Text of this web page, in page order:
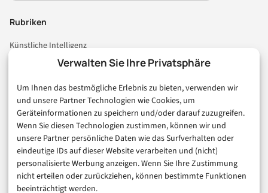
Verwalten Sie Ihre Privatsphäre
Um Ihnen das bestmögliche Erlebnis zu bieten, verwenden wir
und unsere Partner Technologien wie Cookies, um
Geräteinformationen zu speichern und/oder darauf zuzugreifen.
Wenn Sie diesen Technologien zustimmen, können wir und
unsere Partner persönliche Daten wie das Surfverhalten oder
eindeutige IDs auf dieser Website verarbeiten und (nicht)
personalisierte Werbung anzeigen. Wenn Sie Ihre Zustimmung
nicht erteilen oder zurückziehen, können bestimmte Funktionen
beeinträchtigt werden.
Rubriken
Künstliche Intelligenz
Technologie & IT
Consumer & Digital Life
Marketing
Finanzen & FinTech
Business & Karriere
Sicherheit & Recht
Digitalisierung
Marketing